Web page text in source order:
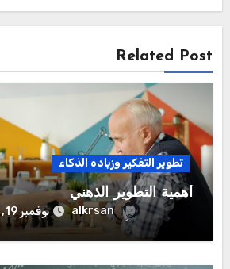
Related Post
تطوير التفكير وزياده الذكاء
أهمية التطوير الذهني
alkrsan نوفمبر 19, 2025